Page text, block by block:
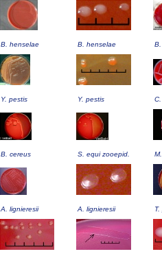
B. henselae B. henselae
Y. pestis Y. pestis
B. cereus S. equi zooepid.
A. lignieresii A. lignieresii